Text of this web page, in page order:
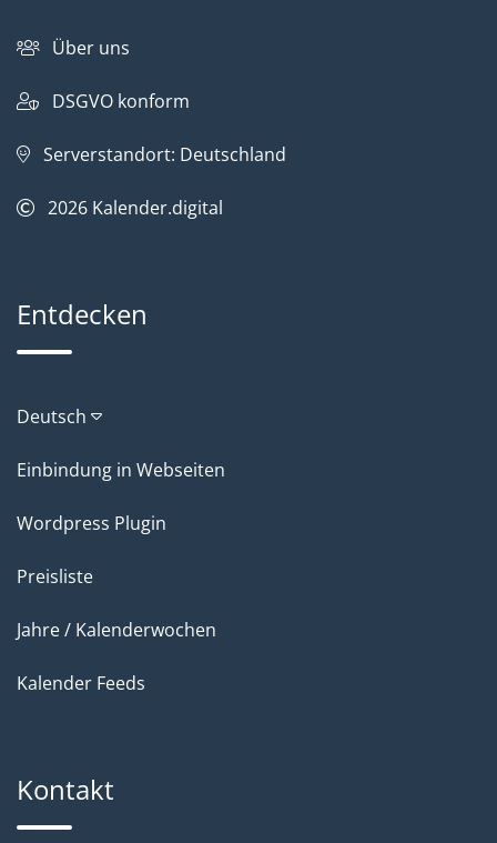
Über uns
DSGVO konform
Serverstandort: Deutschland
2026 Kalender.digital
Entdecken
Deutsch
Einbindung in Webseiten
Wordpress Plugin
Preisliste
Jahre / Kalenderwochen
Kalender Feeds
Kontakt